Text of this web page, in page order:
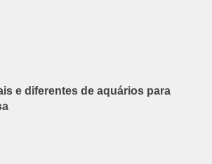
e diferentes de aquários para